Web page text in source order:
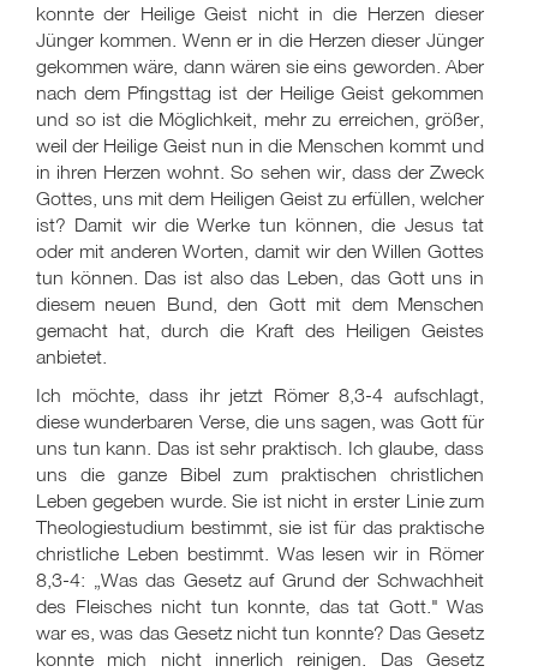
konnte der Heilige Geist nicht in die Herzen dieser
Jünger kommen. Wenn er in die Herzen dieser Jünger
gekommen wäre, dann wären sie eins geworden. Aber
nach dem Pfingsttag ist der Heilige Geist gekommen
und so ist die Möglichkeit, mehr zu erreichen, größer,
weil der Heilige Geist nun in die Menschen kommt und
in ihren Herzen wohnt. So sehen wir, dass der Zweck
Gottes, uns mit dem Heiligen Geist zu erfüllen, welcher
ist? Damit wir die Werke tun können, die Jesus tat
oder mit anderen Worten, damit wir den Willen Gottes
tun können. Das ist also das Leben, das Gott uns in
diesem neuen Bund, den Gott mit dem Menschen
gemacht hat, durch die Kraft des Heiligen Geistes
anbietet.
Ich möchte, dass ihr jetzt Römer 8,3-4 aufschlagt,
diese wunderbaren Verse, die uns sagen, was Gott für
uns tun kann. Das ist sehr praktisch. Ich glaube, dass
uns die ganze Bibel zum praktischen christlichen
Leben gegeben wurde. Sie ist nicht in erster Linie zum
Theologiestudium bestimmt, sie ist für das praktische
christliche Leben bestimmt. Was lesen wir in Römer
8,3-4: „Was das Gesetz auf Grund der Schwachheit
des Fleisches nicht tun konnte, das tat Gott." Was
war es, was das Gesetz nicht tun konnte? Das Gesetz
konnte mich nicht innerlich reinigen. Das Gesetz